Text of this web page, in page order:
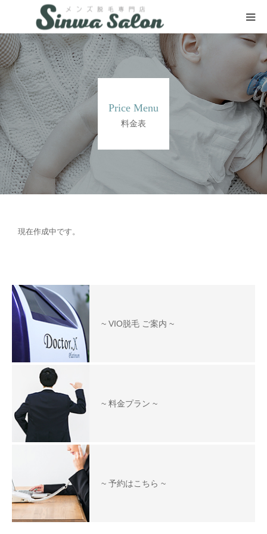
Price Menu
料金表
現在作成中です。
~ VIO脱毛 ご案内 ~
~ 料金プラン ~
~ 予約はこちら ~
HOME
VIO Removal
SNS
Contact